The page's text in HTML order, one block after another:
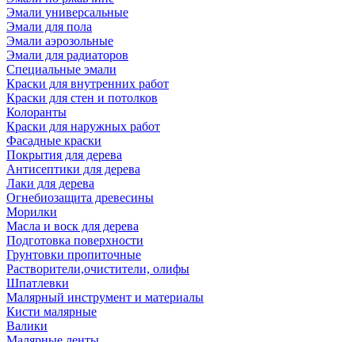
Эмали универсальные
Эмали для пола
Эмали аэрозольные
Эмали для радиаторов
Специальные эмали
Краски для внутренних работ
Краски для стен и потолков
Колоранты
Краски для наружных работ
Фасадные краски
Покрытия для дерева
Антисептики для дерева
Лаки для дерева
Огнебиозащита древесины
Морилки
Масла и воск для дерева
Подготовка поверхности
Грунтовки пропиточные
Растворители,очистители, олифы
Шпатлевки
Малярный инструмент и материалы
Кисти малярные
Валики